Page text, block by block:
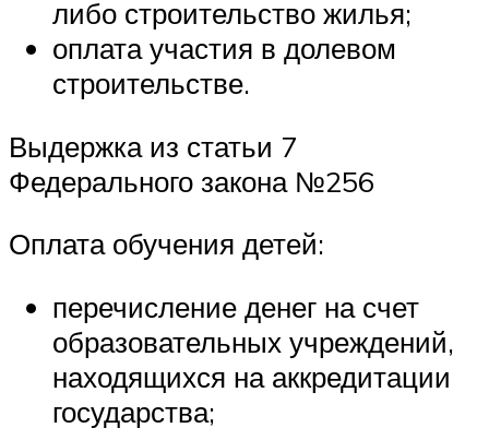
либо строительство жилья;
оплата участия в долевом
строительстве.
Выдержка из статьи 7
Федерального закона №256
Оплата обучения детей:
перечисление денег на счет
образовательных учреждений,
находящихся на аккредитации
государства;